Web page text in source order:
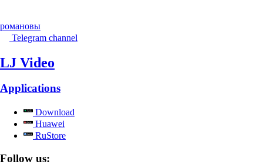
романовы
Telegram channel
LJ Video
Applications
Download
Huawei
RuStore
Follow us: